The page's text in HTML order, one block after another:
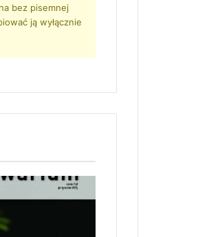
bez pisemnej
ją wyłącznie